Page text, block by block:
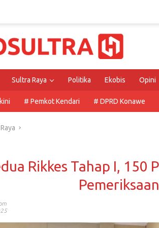
Sultra Raya Politika Ekobis Opini
# Pemkot Kendari # DPRD Konawe
Rikkes Tahap I, 150
Pemeriksaan